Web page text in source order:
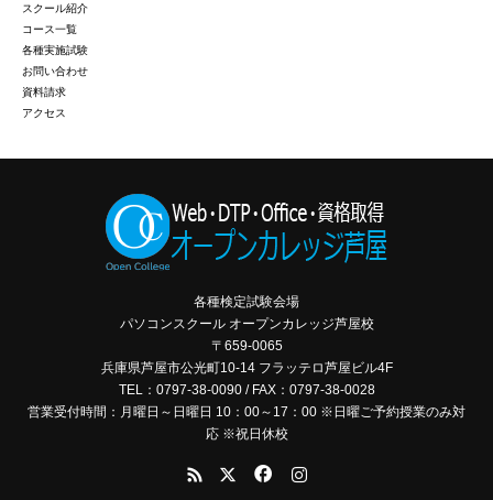
スクール紹介
コース一覧
各種実施試験
お問い合わせ
資料請求
アクセス
各種検定試験会場
パソコンスクール オープンカレッジ芦屋校
〒659-0065
兵庫県芦屋市公光町10-14 フラッテロ芦屋ビル4F
TEL：0797-38-0090 / FAX：0797-38-0028
営業受付時間：月曜日～日曜日 10：00～17：00 ※日曜ご予約授業のみ対
応 ※祝日休校